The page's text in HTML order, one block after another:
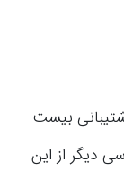
بیست
دیگر از این